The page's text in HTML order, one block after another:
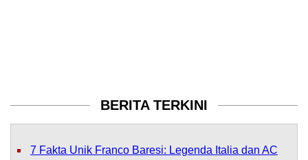
BERITA TERKINI
7 Fakta Unik Franco Baresi: Legenda Italia dan AC